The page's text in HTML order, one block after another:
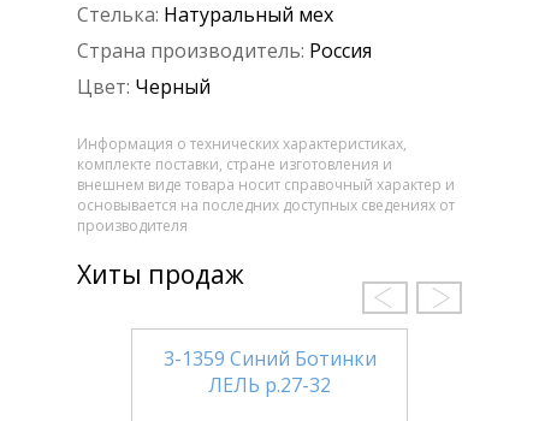
Стелька: Натуральный мех
Страна производитель: Россия
Цвет: Черный
Информация о технических характеристиках,
комплекте поставки, стране изготовления и
внешнем виде товара носит справочный характер и
основывается на последних доступных сведениях от
производителя
Хиты продаж
3-1359 Синий Ботинки
ЛЕЛЬ р.27-32